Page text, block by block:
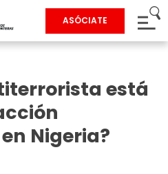
ASÓCIATE
está
Nigeria?